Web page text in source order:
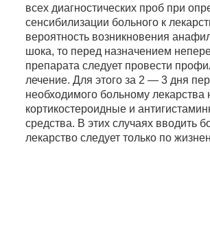
всех диагностических проб при
сенсибилизации больного к
вероятность возникновения
шока, то перед назначением
препарата следует провести
лечение. Для этого за 2 — 3 дня
необходимого больному лекарства
кортикостероидные и
средства. В этих случаях вводить
лекарство следует только по